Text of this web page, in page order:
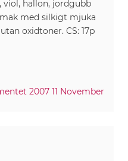
viol, hallon, jordgubb
med silkigt mjuka
oxidtoner. CS: 17p
2007 11 November